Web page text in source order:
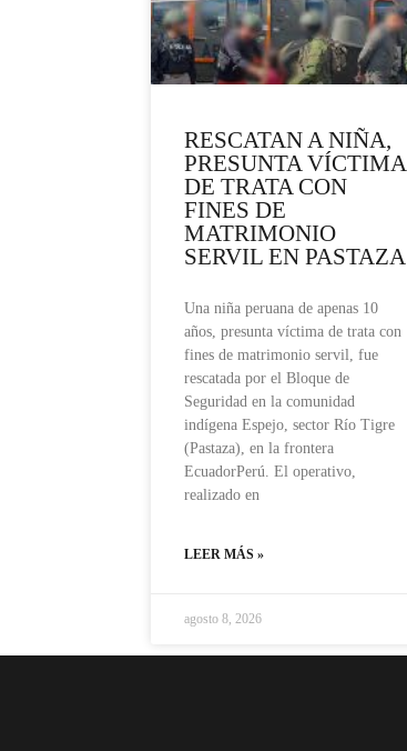
RESCATAN A NIÑA,
PRESUNTA VÍCTIMA
DE TRATA CON
FINES DE
MATRIMONIO
SERVIL EN PASTAZA
Una niña peruana de apenas 10
años, presunta víctima de trata con
fines de matrimonio servil, fue
rescatada por el Bloque de
Seguridad en la comunidad
indígena Espejo, sector Río Tigre
(Pastaza), en la frontera
EcuadorPerú. El operativo,
realizado en
LEER MÁS »
agosto 8, 2026